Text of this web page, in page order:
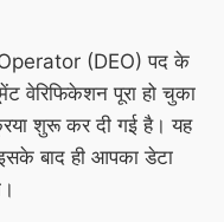
Operator (DEO) पद के
वेरिफिकेशन पूरा हो चुका
शुरू कर दी गई है। यह
बाद ही आपका डेटा